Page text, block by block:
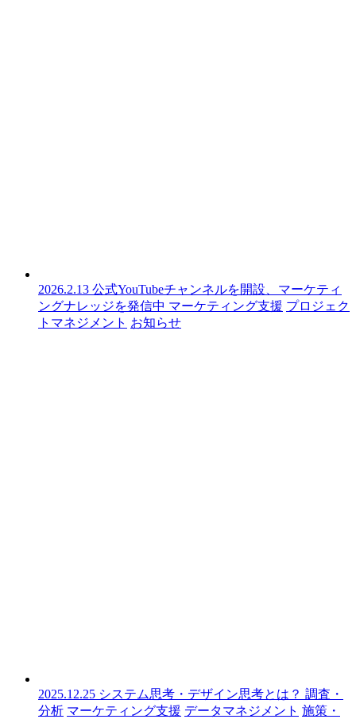
2026.2.13 公式YouTubeチャンネルを開設、マーケティ
ングナレッジを発信中 マーケティング支援 プロジェク
トマネジメント お知らせ
2025.12.25 システム思考・デザイン思考とは？ 調査・
分析 マーケティング支援 データマネジメント 施策・